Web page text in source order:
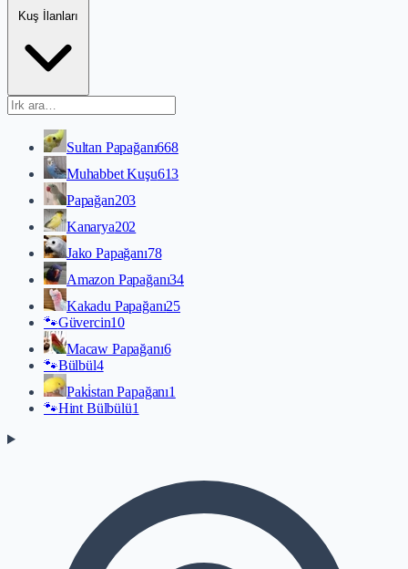
Kuş İlanları
Sultan Papağanı668
Muhabbet Kuşu613
Papağan203
Kanarya202
Jako Papağanı78
Amazon Papağanı34
Kakadu Papağanı25
🐾Güvercin10
Macaw Papağanı6
🐾Bülbül4
Paki̇stan Papağanı1
🐾Hint Bülbülü1